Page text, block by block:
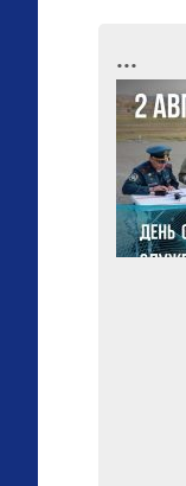
...